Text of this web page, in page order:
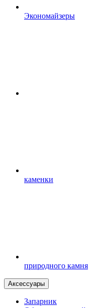
Экономайзеры
каменки
природного камня
Аксессуары
Запарник